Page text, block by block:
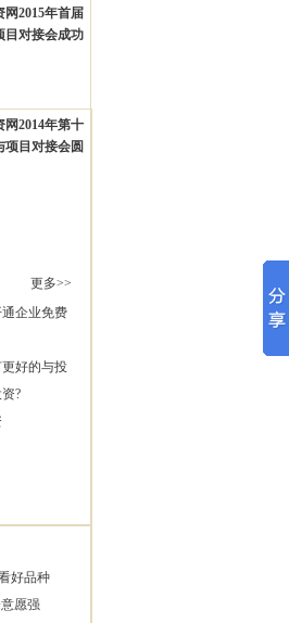
网2015年首届
目对接会成功
网2014年第十
项目对接会圆
更多>>
企业免费
好的与投
?
好品种
愿强